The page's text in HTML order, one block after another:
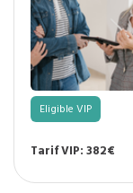
Eligible VIP
Tarif VIP: 382€